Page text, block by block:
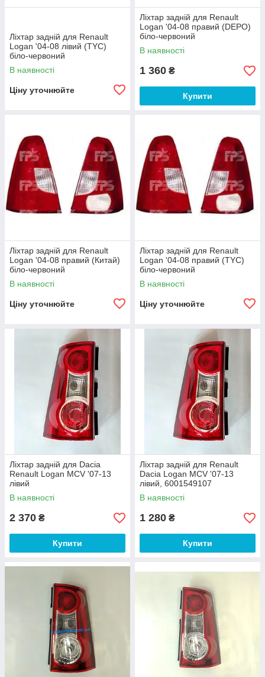
Ліхтар задній для Renault
Logan '04-08 лівий (TYC)
біло-червоний
В наявності
Ціну уточнюйте
Ліхтар задній для Renault
Logan '04-08 правий (DEPO)
біло-червоний
В наявності
1 360 ₴
Купити
Ліхтар задній для Renault
Logan '04-08 правий (Китай)
біло-червоний
В наявності
Ціну уточнюйте
Ліхтар задній для Renault
Logan '04-08 правий (TYC)
біло-червоний
В наявності
Ціну уточнюйте
Ліхтар задній для Dacia
Renault Logan MCV '07-13
лівий
В наявності
2 370 ₴
Купити
Ліхтар задній для Renault
Dacia Logan MCV '07-13
лівий, 6001549107
В наявності
1 280 ₴
Купити